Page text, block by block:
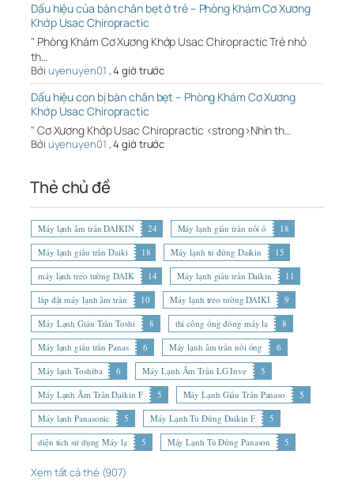
Dấu hiệu của bàn chân bẹt ở trẻ – Phòng Khám Cơ Xương
Khớp Usac Chiropractic
" Phòng Khám Cơ Xương Khớp Usac Chiropractic Trẻ nhỏ
th…
Bởi uyenuyen01 ,4 giờ trước
Dấu hiệu con bị bàn chân bẹt – Phòng Khám Cơ Xương
Khớp Usac Chiropractic
" Cơ Xương Khớp Usac Chiropractic <strong>Nhìn th…
Bởi uyenuyen01 ,4 giờ trước
Thẻ chủ đề
Máy lạnh âm trần DAIKIN 24 Máy lạnh giấu trần nối ố
18
Máy lạnh giấu trần Daiki
18 Máy lạnh tủ đứng Daikin
15
máy lạnh treo tường DAIK
14 Máy lạnh giấu trần Daikin
11
lắp đặt máy lạnh âm trần
10 Máy lạnh treo tường DAIKI
9
Máy Lạnh Giấu Trần Toshi
8 thi công ống đồng máy lạ
8
Máy lạnh giấu trần Panas
6 Máy lạnh âm trần nối ống
6
Máy lạnh Toshiba
6 Máy Lạnh Âm Trần LG Inve
5
Máy Lạnh Âm Trần Daikin F
5 Máy Lạnh Giấu Trần Panaso
5
Máy lạnh Panasonic
5 Máy Lạnh Tủ Đứng Daikin F
5
diện tích sử dụng Máy lạ
5 Máy Lạnh Tủ Đứng Panason 5
Xem tất cả thẻ (907)